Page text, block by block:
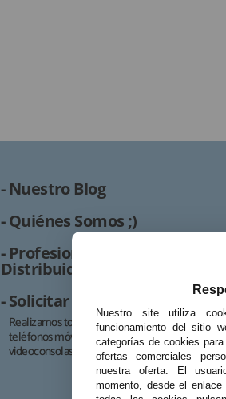
- Nuestro Blog
- Quiénes Somos ;)
- Profesionales /
Distribuidor
- Solicitar Reparación
Realizamos todo tipo de reparaciones de
teléfonos móviles, tablets, portátiles y
videoconsolas.
Nuestro site utiliza
funcionamiento del sitio
categorías de cookies
ofertas comerciales
nuestra oferta. El
momento, desde el